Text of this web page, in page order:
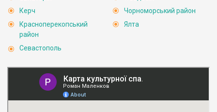
Керч
Красноперекопський
район
Севастополь
Чорноморський район
Ялта